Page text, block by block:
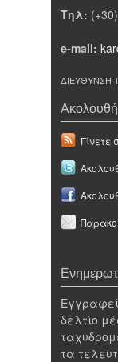
Τηλ:
e-mail:
ΔΙΕΥΘΥΝΣΗ
Γίνετε
δελτίο
τα